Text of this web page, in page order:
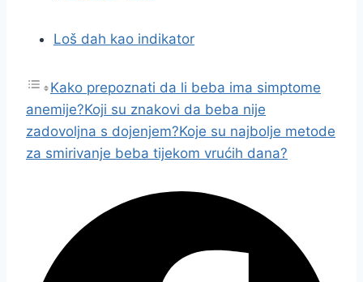
Loš dah kao indikator
Kako prepoznati da li beba ima simptome
anemije?Koji su znakovi da beba nije
zadovoljna s dojenjem?Koje su najbolje metode
za smirivanje beba tijekom vrućih dana?